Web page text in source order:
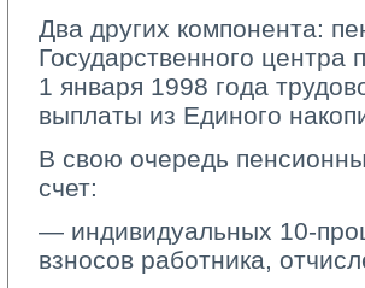
Два других компонента:
Государственного
1 января 1998 года
выплаты из Единого
В свою очередь
счет:
— индивидуальных 10-
взносов работника,